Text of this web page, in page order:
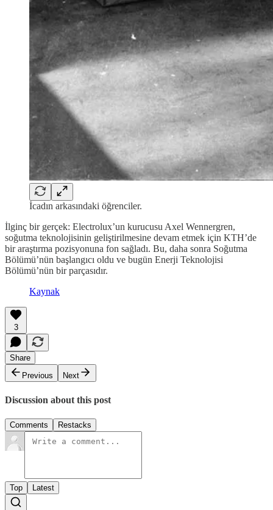
İcadın arkasındaki öğrenciler.
İlginç bir gerçek: Electrolux’un kurucusu Axel Wennergren,
soğutma teknolojisinin geliştirilmesine devam etmek için KTH’de
bir araştırma pozisyonuna fon sağladı. Bu, daha sonra Soğutma
Bölümü’nün başlangıcı oldu ve bugün Enerji Teknolojisi
Bölümü’nün bir parçasıdır.
Kaynak
3
Share
Previous
Next
Discussion about this post
Comments Restacks
Top Latest